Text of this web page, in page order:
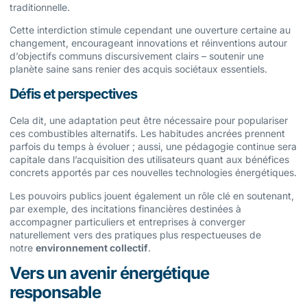
traditionnelle.
Cette interdiction stimule cependant une ouverture certaine au
changement, encourageant innovations et réinventions autour
d’objectifs communs discursivement clairs – soutenir une
planète saine sans renier des acquis sociétaux essentiels.
Défis et perspectives
Cela dit, une adaptation peut être nécessaire pour populariser
ces combustibles alternatifs. Les habitudes ancrées prennent
parfois du temps à évoluer ; aussi, une pédagogie continue sera
capitale dans l’acquisition des utilisateurs quant aux bénéfices
concrets apportés par ces nouvelles technologies énergétiques.
Les pouvoirs publics jouent également un rôle clé en soutenant,
par exemple, des incitations financières destinées à
accompagner particuliers et entreprises à converger
naturellement vers des pratiques plus respectueuses de
notre environnement collectif.
Vers un avenir énergétique
responsable